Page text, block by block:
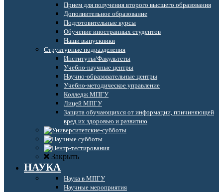
Прием для получения второго высшего образования
Дополнительное образование
Подготовительные курсы
Обучение иностранных студентов
Наши выпускники
Структурные подразделения
Институты/Факультеты
Учебно-научные центры
Научно-образовательные центры
Учебно-методическое управление
Колледж МПГУ
Лицей МПГУ
Защита обучающихся от информации, причиняющей
вред их здоровью и развитию
Закрыть
НАУКА
Наука в МПГУ
Научные мероприятия